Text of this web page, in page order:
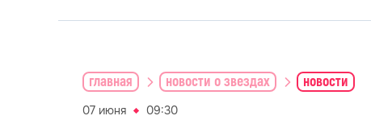
главная новости о звездах новости
07 июня 09:30